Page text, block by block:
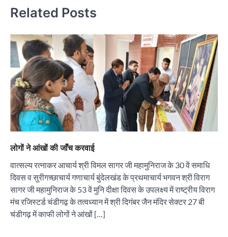
Related Posts
लोगों ने आंखों की जाँच करवाई
वात्सल्य रत्नाकर आचार्य श्री विमल सागर जी महामुनिराज के 30 वें समाधि
दिवस व सुरीगच्छाचार्य गणाचार्य बुंदेलखंड के प्रथमाचार्य भगवन श्री विराग
सागर जी महामुनिराज के 53 वें मुनि दीक्षा दिवस के उपलक्ष्य में राष्ट्रीय विराग
मंच रजिस्टर्ड चंडीगढ़ के तत्वध्यान में श्री दिगंबर जैन मंदिर सेक्टर 27 बी
चंडीगढ़ में काफी लोगों ने आंखों […]